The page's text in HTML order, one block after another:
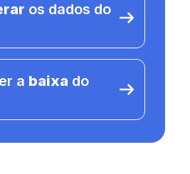
os dados do
a baixa do